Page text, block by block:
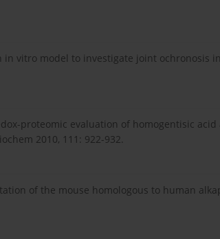
in vitro model to investigate joint ochronosis
proteomic evaluation of homogentisic
2010, 111: 922-932.
of the mouse homologous to human